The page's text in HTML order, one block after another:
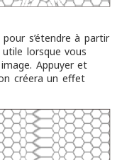
s’étendre à partir
lorsque vous
Appuyer et
créera un effet